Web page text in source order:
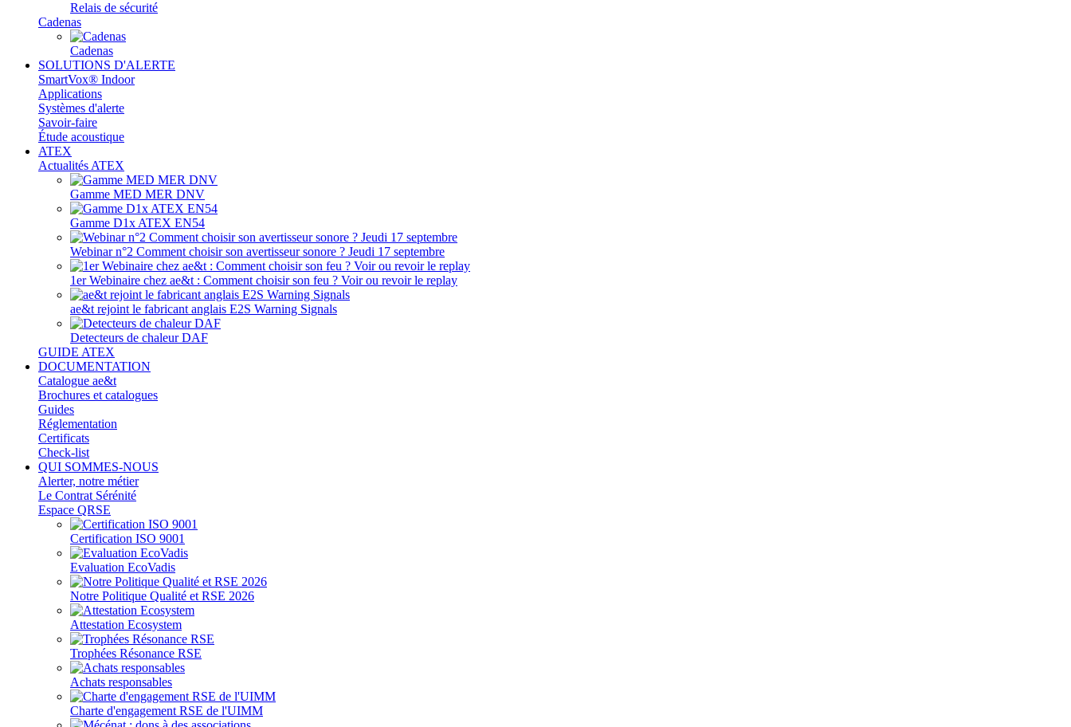
Relais de sécurité
Cadenas
Cadenas
SOLUTIONS D'ALERTE
SmartVox® Indoor
Applications
Systèmes d'alerte
Savoir-faire
Étude acoustique
ATEX
Actualités ATEX
Gamme MED MER DNV
Gamme D1x ATEX EN54
Webinar n°2 Comment choisir son avertisseur sonore ? Jeudi 17 septembre
1er Webinaire chez ae&t : Comment choisir son feu ? Voir ou revoir le replay
ae&t rejoint le fabricant anglais E2S Warning Signals
Detecteurs de chaleur DAF
GUIDE ATEX
DOCUMENTATION
Catalogue ae&t
Brochures et catalogues
Guides
Réglementation
Certificats
Check-list
QUI SOMMES-NOUS
Alerter, notre métier
Le Contrat Sérénité
Espace QRSE
Certification ISO 9001
Evaluation EcoVadis
Notre Politique Qualité et RSE 2026
Attestation Ecosystem
Trophées Résonance RSE
Achats responsables
Charte d'engagement RSE de l'UIMM